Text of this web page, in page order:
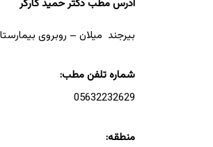
آدرس مطب دکتر حمید کارگر
بیرجند میلان – روبروی
شماره تلفن مطب:
05632232629
منطقه: